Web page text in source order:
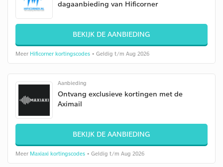
dagaanbieding van Hificorner
BEKIJK DE AANBIEDING
Meer Hificorner kortingscodes • Geldig t/m Aug 2026
Aanbieding
Ontvang exclusieve kortingen met de
Aximail
BEKIJK DE AANBIEDING
Meer Maxiaxi kortingscodes • Geldig t/m Aug 2026